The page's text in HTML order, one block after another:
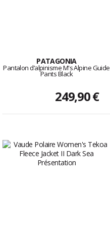
PATAGONIA
Pantalon d’alpinisme M's Alpine Guide
Pants Black
249,90 €